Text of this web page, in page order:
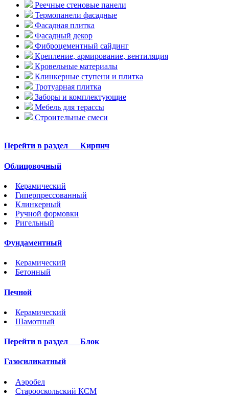
Реечные стеновые панели
Термопанели фасадные
Фасадная плитка
Фасадный декор
Фиброцементный сайдинг
Крепление, армирование, вентиляция
Кровельные материалы
Клинкерные ступени и плитка
Тротуарная плитка
Заборы и комплектующие
Мебель для терассы
Строительные смеси
Перейти в раздел Кирпич
Облицовочный
Керамический
Гиперпрессованный
Клинкерный
Ручной формовки
Ригельный
Фундаментный
Керамический
Бетонный
Печной
Керамический
Шамотный
Перейти в раздел Блок
Газосиликатный
Аэробел
Старооскольский КСМ